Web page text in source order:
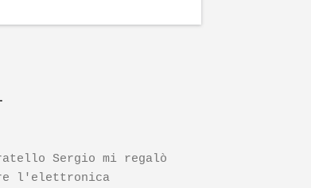
Sergio mi regalò
l'elettronica